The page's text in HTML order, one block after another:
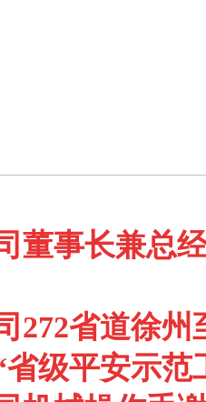
董事长兼总
272省道徐
省级平安示范